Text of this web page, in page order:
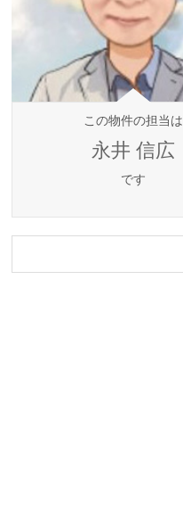
この物件の担当は
永井 信広
です